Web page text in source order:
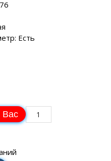
Есть
Вас